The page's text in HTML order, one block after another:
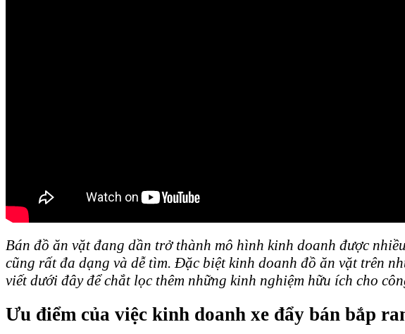
Bán đồ ăn vặt đang dần trở thành mô hình kinh doanh được
cũng rất đa dạng và dễ tìm. Đặc biệt kinh doanh đồ ăn vặt trên
viết dưới đây để chắt lọc thêm những kinh nghiệm hữu ích cho
Ưu điểm của việc kinh doanh xe đẩy bán bắp